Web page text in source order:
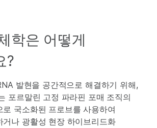
학은 어떻게
?
발현을 공간적으로 해결하기 위해,
포르말린 고정 파라핀 포매 조직의
로 국소화된 프로브를 사용하여
거나 광활성 현장 하이브리드화